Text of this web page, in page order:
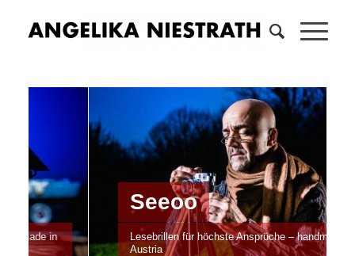
Seeoo
Lesebrillen für höchste Ansprüche – handmade in
Austria